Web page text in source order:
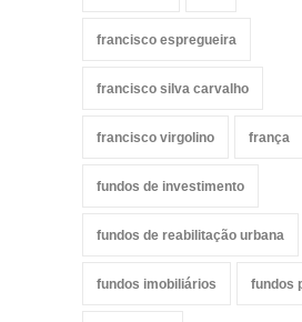
francisco espregueira
francisco silva carvalho
francisco virgolino frança
fundos de investimento
fundos de reabilitação urbana
fundos imobiliários fundos